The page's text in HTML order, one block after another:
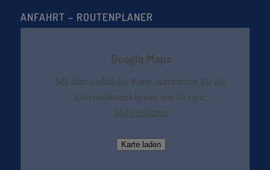
ANFAHRT – ROUTENPLANER
Google Maps
Mit dem Laden der Karte akzeptieren Sie die
Datenschutzerklärung von Google.
Mehr erfahren
Karte laden